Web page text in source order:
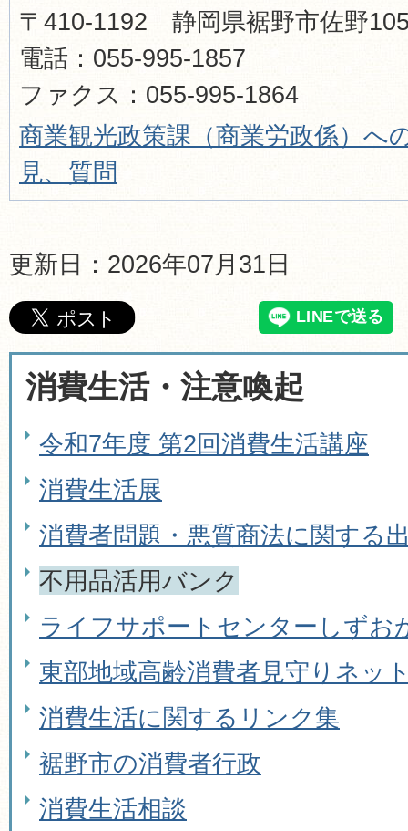
〒410-1192 静岡県裾野市佐野
電話：055-995-1857
ファクス：055-995-1864
商業観光政策課（商業労政係）へ
見、質問
更新日：2026年07月31日
消費生活・注意喚起
令和7年度 第2回消費生活講座
消費生活展
消費者問題・悪質商法に関する
不用品活用バンク
ライフサポートセンターしずお
東部地域高齢消費者見守りネッ
消費生活に関するリンク集
裾野市の消費者行政
消費生活相談